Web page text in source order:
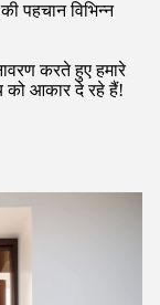
पहचान विभिन्न
करते हुए हमारे
को आकार दे रहे हैं!